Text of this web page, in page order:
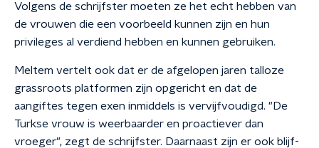
Volgens de schrijfster moeten ze het echt hebben van
de vrouwen die een voorbeeld kunnen zijn en hun
privileges al verdiend hebben en kunnen gebruiken.
Meltem vertelt ook dat er de afgelopen jaren talloze
grassroots platformen zijn opgericht en dat de
aangiftes tegen exen inmiddels is vervijfvoudigd. "De
Turkse vrouw is weerbaarder en proactiever dan
vroeger", zegt de schrijfster. Daarnaast zijn er ook blijf-